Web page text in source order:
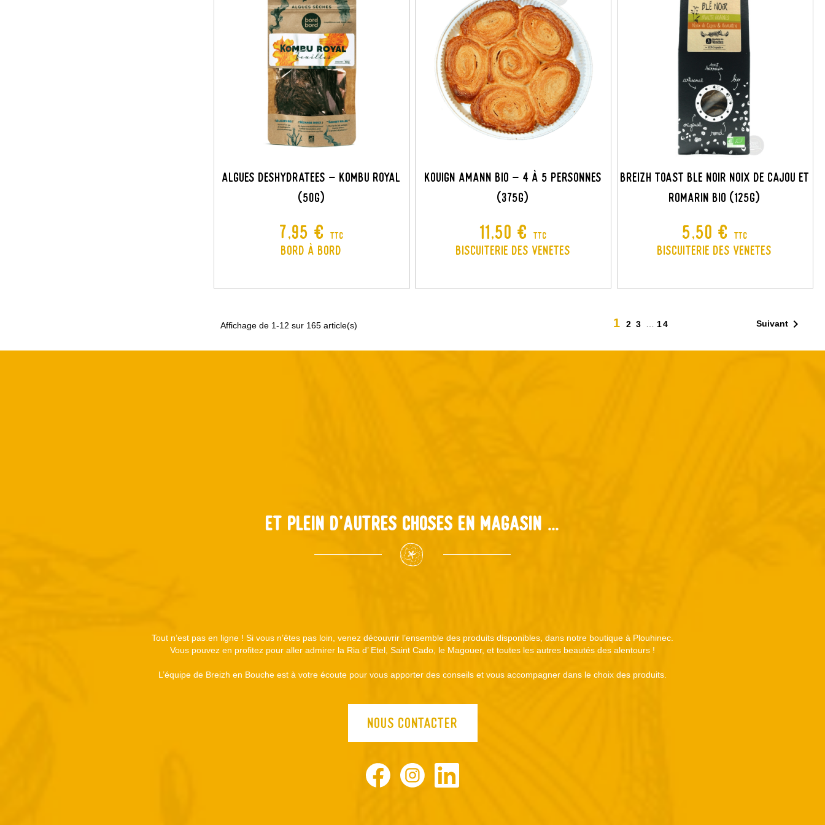
ALGUES DESHYDRATEES - KOMBU ROYAL
(50G)
Prix
7,95 € TTC
Bord à Bord
KOUIGN AMANN BIO - 4 À 5 PERSONNES
(375G)
Prix
11,50 € TTC
Biscuiterie des Venetes
BREIZH TOAST BLE NOIR NOIX DE CAJOU ET
ROMARIN BIO (125G)
Prix
5,50 € TTC
Biscuiterie des Venetes
Affichage de 1-12 sur 165 article(s) 123 … 14 Suivant
Et plein d'autres choses en magasin ...
Tout n’est pas en ligne ! Si vous n’êtes pas loin, venez découvrir l’ensemble des produits disponibles, dans notre boutique à Plouhinec.
Vous pouvez en profitez pour aller admirer la Ria d’ Etel, Saint Cado, le Magouer, et toutes les autres beautés des alentours !
L’équipe de Breizh en Bouche est à votre écoute pour vous apporter des conseils et vous accompagner dans le choix des produits.
NOUS CONTACTER
FacebookInstagram